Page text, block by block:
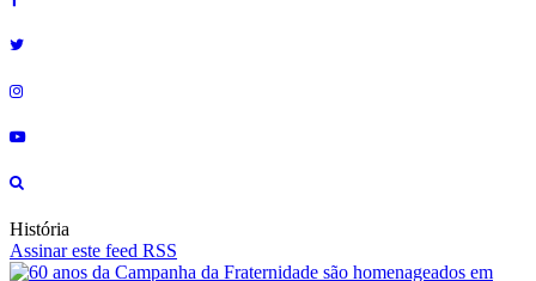
História
Assinar este feed RSS